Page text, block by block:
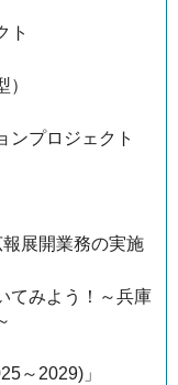
ト
ンプロジェクト
展開業務の実施
てみよう！～兵庫
～2029)」